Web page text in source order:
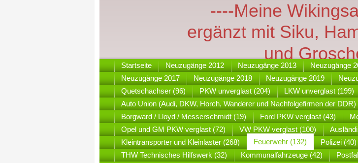
----Meine
ergänzt mit Siku,
und
Startseite Neuzugänge 2012 Neuzugänge 2013 Neuzugänge
Neuzugänge 2017
Neuzugänge 2018 Neuzugänge 2019
Quetschachser (96)
PKW unverglast (204)
LKW unverglast (199)
Auto Union (Audi, DKW, Horch, Wanderer und Nachfolgefirmen der
Borgward / Lloyd / Messerschmidt (19)
Ford PKW verglast (43)
Opel und GM PKW verglast (72)
VW PKW verglast (100)
Kleintransporter und Kleinlaster (268)
Feuerwehr (132) Polizei (40)
THW Technisches Hilfswerk (32)
Kommunalfahrzeuge (42)